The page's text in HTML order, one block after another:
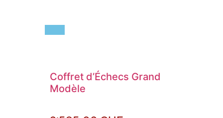
Coffret d’Échecs Grand
Modèle